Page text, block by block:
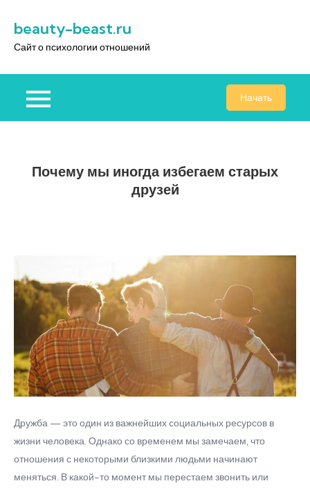
содержимому
beauty-beast.ru
Сайт о психологии отношений
Начать
Почему мы иногда избегаем старых
друзей
Дружба — это один из важнейших социальных ресурсов в
жизни человека. Однако со временем мы замечаем, что
отношения с некоторыми близкими людьми начинают
меняться. В какой-то момент мы перестаем звонить или